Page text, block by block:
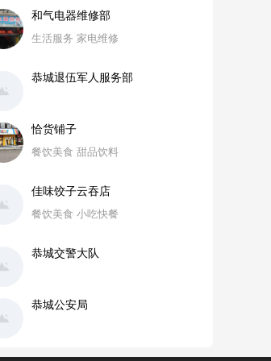
和气电器维修部
生活服务 家电维修
恭城退伍军人服务部
恰货铺子
餐饮美食 甜品饮料
佳味饺子云吞店
餐饮美食 小吃快餐
恭城交警大队
恭城公安局